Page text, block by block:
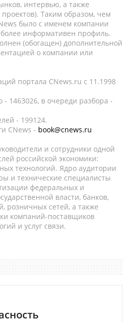
интервью, а также
Таким образом, чем
было с именем компании
более информативен профиль.
(обогащен) дополнительной
о компании или
портала CNews.ru c 11.1998
1463026, в очереди разбора -
- 199124.
CNews - book@cnews.ru
и сотрудники одной
российской экономики:
технологий. Ядро аудитории
и технические специалисты
федеральных и
власти, банков,
сетей, а также
компаний-поставщиков
и услуг связи.